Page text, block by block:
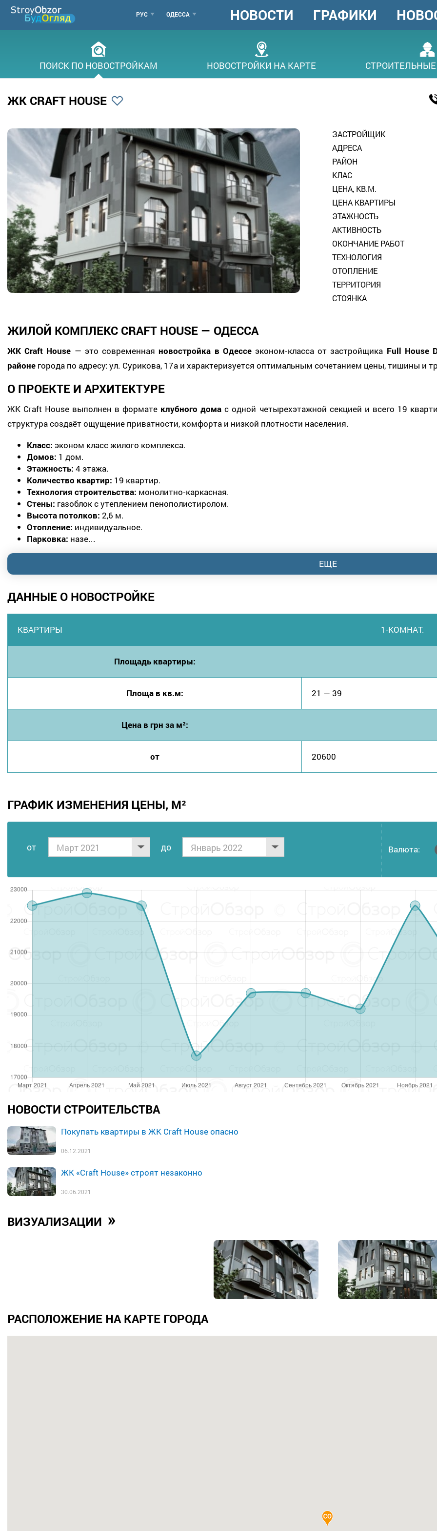
Перейти
основному
РУС
МЕНЮ
ГОРОДОВ
ОДЕССА
ГОЛОВНЕ
МЕНЮ
НОВОСТИ ГРАФИКИ
ПОИСК ПО НОВОСТРОЙКАМ НОВОСТРОЙКИ НА КАРТЕ
ЖК CRAFT HOUSE
ЗАСТРОЙЩИК
АДРЕСА
РАЙОН
КЛАС
ЦЕНА, КВ.М.
ЦЕНА КВАРТИРЫ
ЭТАЖНОСТЬ
АКТИВНОСТЬ
ОКОНЧАНИЕ РАБОТ
ТЕХНОЛОГИЯ
ОТОПЛЕНИЕ
ТЕРРИТОРИЯ
СТОЯНКА
ЖИЛОЙ КОМПЛЕКС CRAFT HOUSE — ОДЕССА
ЖК Craft House — это современнаяновостройка в Одессеэконом‑класса от застройщика Full House
районе города по адресу: ул. Сурикова, 17а и характеризуется оптимальным сочетанием цены, тишины и
О ПРОЕКТЕ И АРХИТЕКТУРЕ
ЖК Craft House выполнен в формате клубного дома с одной четырехэтажной секцией и всего 19
структура создаёт ощущение приватности, комфорта и низкой плотности населения.
Класс: эконом класс жилого комплекса.
Домов: 1 дом.
Этажность: 4 этажа.
Количество квартир: 19 квартир.
Технология строительства: монолитно‑каркасная.
Стены: газоблок с утеплением пенополистиролом.
Высота потолков: 2,6 м.
Отопление: индивидуальное.
Парковка: назе...
ЕЩЕ
ДАННЫЕ О НОВОСТРОЙКЕ
КВАРТИРЫ 1-КОМНАТ.
Площадь квартиры:
Площа в кв.м: 21 — 39
Цена в грн за м²:
от 20600
ГРАФИК ИЗМЕНЕНИЯ ЦЕНЫ, М²
от Март 2021 дo Январь 2022 Валюта:
НОВОСТИ СТРОИТЕЛЬСТВА
Покупать квартиры в ЖК Craft House опасно
06.12.2021
ЖК «Craft House» строят незаконно
30.06.2021
ВИЗУАЛИЗАЦИИ »
РАСПОЛОЖЕНИЕ НА КАРТЕ ГОРОДА